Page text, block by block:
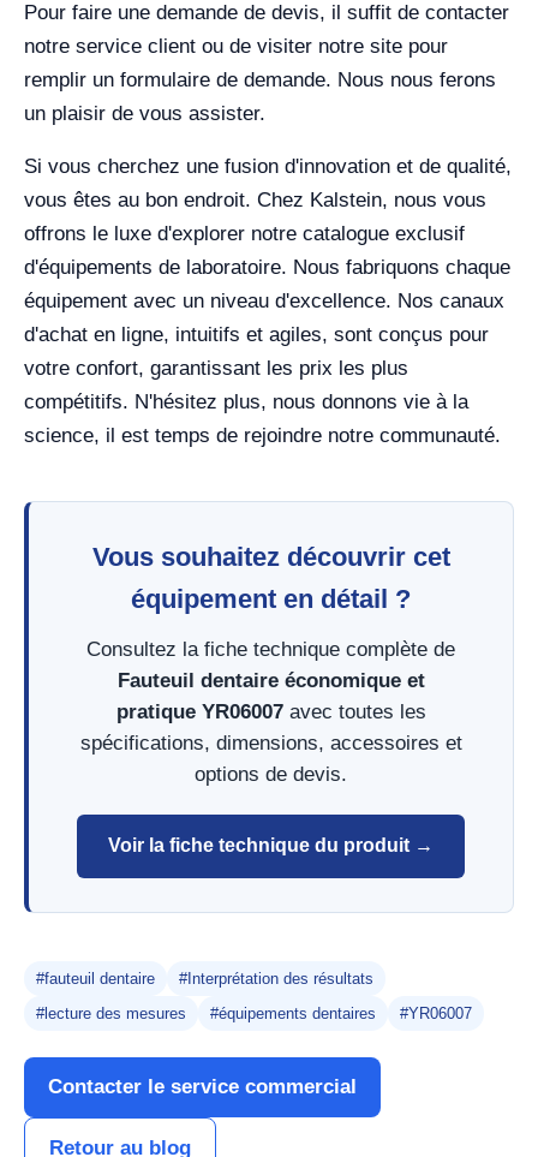
Pour faire une demande de devis, il suffit de contacter
notre service client ou de visiter notre site pour
remplir un formulaire de demande. Nous nous ferons
un plaisir de vous assister.
Si vous cherchez une fusion d'innovation et de qualité,
vous êtes au bon endroit. Chez Kalstein, nous vous
offrons le luxe d'explorer notre catalogue exclusif
d'équipements de laboratoire. Nous fabriquons chaque
équipement avec un niveau d'excellence. Nos canaux
d'achat en ligne, intuitifs et agiles, sont conçus pour
votre confort, garantissant les prix les plus
compétitifs. N'hésitez plus, nous donnons vie à la
science, il est temps de rejoindre notre communauté.
Vous souhaitez découvrir cet
équipement en détail ?
Consultez la fiche technique complète de
Fauteuil dentaire économique et
pratique YR06007avec toutes les
spécifications, dimensions, accessoires et
options de devis.
Voir la fiche technique du produit →
#fauteuil dentaire
#Interprétation des résultats
#lecture des mesures
#équipements dentaires #YR06007
Contacter le service commercial
Retour au blog